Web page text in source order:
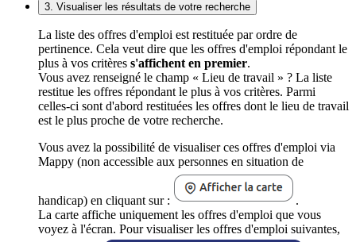
3. Visualiser les résultats de votre recherche
La liste des offres d'emploi est restituée par ordre de
pertinence. Cela veut dire que les offres d'emploi répondant le
plus à vos critères s'affichent en premier.
Vous avez renseigné le champ « Lieu de travail » ? La liste
restitue les offres répondant le plus à vos critères. Parmi
celles-ci sont d'abord restituées les offres dont le lieu de travail
est le plus proche de votre recherche.
Vous avez la possibilité de visualiser ces offres d'emploi via
Mappy (non accessible aux personnes en situation de
handicap) en cliquant sur :
.
La carte affiche uniquement les offres d'emploi que vous
voyez à l'écran. Pour visualiser les offres d'emploi suivantes,